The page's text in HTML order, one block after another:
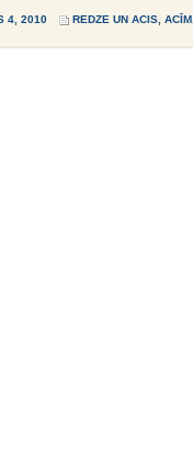
4, 2010 REDZE UN ACIS